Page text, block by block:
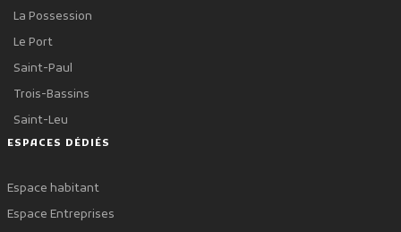
La Possession
Le Port
Saint-Paul
Trois-Bassins
Saint-Leu
ESPACES DÉDIÉS
Espace habitant
Espace Entreprises